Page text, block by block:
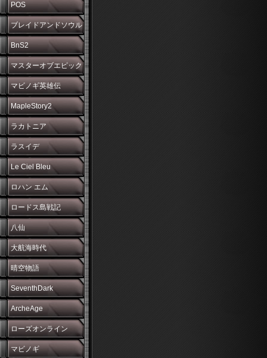
ロ
POS
ブレイドアンドソウル
BnS2
マスターオブエピック
マビノギ英雄伝
MapleStory2
ラカトニア
ラスイデ
Le Ciel Bleu
ロハン エム
ロードス島戦記
八仙
大航海時代
晴空物語
SeventhDark
ArcheAge
ローズオンライン
マビノギ